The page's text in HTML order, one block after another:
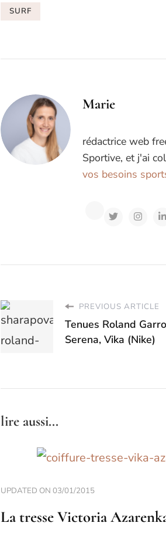
SURF
Marie
rédactrice web
Sportive, et j'ai
vos besoins
PREVIOUS ARTICLE
Tenues Roland
Serena, Vika (Nike)
lire aussi...
UPDATED ON 03/01/2015
La tresse Victoria